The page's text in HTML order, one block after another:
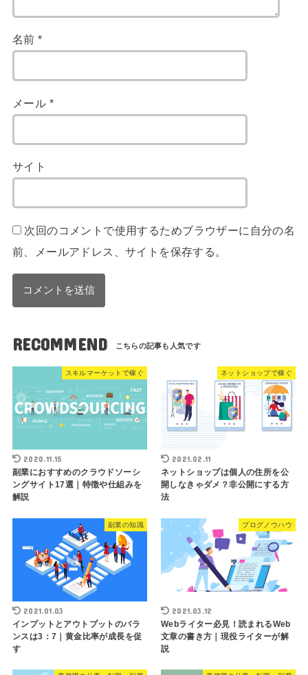
名前*
メール *
サイト
次回のコメントで使用するためブラウザーに自分の名
前、メールアドレス、サイトを保存する。
RECOMMEND
スキルマーケットで稼ぐ
2020.11.15
副業におすすめのクラウドソーシ
ングサイト17選｜特徴や仕組みを
解説
ネットショップで稼ぐ
2021.02.11
ネットショップは個人の住所を公
開しなきゃダメ？非公開にする方
法
副業の知識
2021.01.03
インプットとアウトプットのバラ
ンスは3：7｜黄金比率が成長を促
す
ブログノウハウ
2021.03.12
Webライター必見！読まれるWeb
文章の書き方｜現役ライターが解
説